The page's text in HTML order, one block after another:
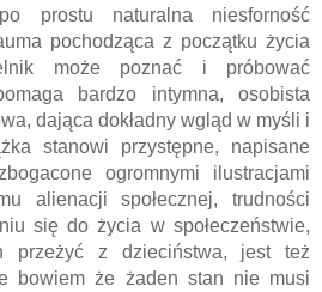
prostu naturalna niesforność
pochodząca z początku życia
może poznać i próbować
bardzo intymna, osobista
dająca dokładny wgląd w myśli i
stanowi przystępne, napisane
ogromnymi ilustracjami
alienacji społecznej, trudności
się do życia w społeczeństwie,
przeżyć z dzieciństwa, jest też
bowiem że żaden stan nie musi